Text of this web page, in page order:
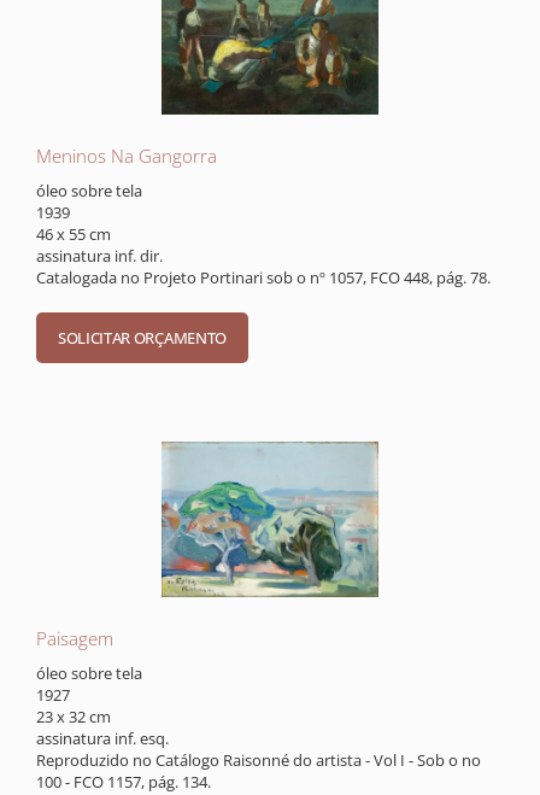
Meninos Na Gangorra
óleo sobre tela
1939
46 x 55 cm
assinatura inf. dir.
Catalogada no Projeto Portinari sob o nº 1057, FCO 448, pág. 78.
Paisagem
óleo sobre tela
1927
23 x 32 cm
assinatura inf. esq.
Reproduzido no Catálogo Raisonné do artista - Vol I - Sob o no
100 - FCO 1157, pág. 134.